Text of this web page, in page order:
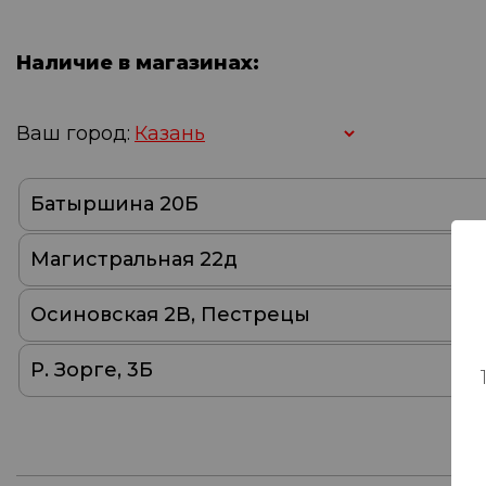
Наличие в магазинах:
Ваш город:
Батыршина 20Б
Магистральная 22д
Осиновская 2В, Пестрецы
Р. Зорге, 3Б